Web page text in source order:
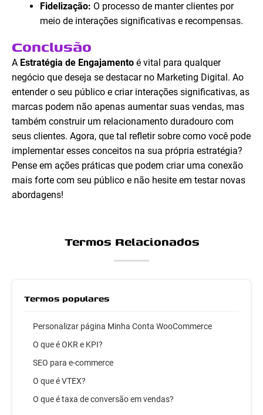
Fidelização: O processo de manter clientes por
meio de interações significativas e recompensas.
Conclusão
A Estratégia de Engajamento é vital para qualquer
negócio que deseja se destacar no Marketing Digital. Ao
entender o seu público e criar interações significativas, as
marcas podem não apenas aumentar suas vendas, mas
também construir um relacionamento duradouro com
seus clientes. Agora, que tal refletir sobre como você pode
implementar esses conceitos na sua própria estratégia?
Pense em ações práticas que podem criar uma conexão
mais forte com seu público e não hesite em testar novas
abordagens!
Termos Relacionados
Termos populares
Personalizar página Minha Conta WooCommerce
O que é OKR e KPI?
SEO para e-commerce
O que é VTEX?
O que é taxa de conversão em vendas?